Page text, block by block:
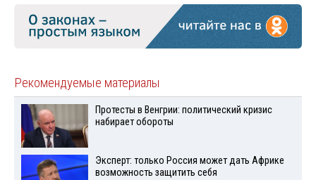
Рекомендуемые материалы
Протесты в Венгрии: политический кризис
набирает обороты
Эксперт: только Россия может дать Африке
возможность защитить себя